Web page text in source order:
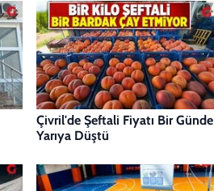
Çivril'de Şeftali Fiyatı Bir Günde
Yarıya Düştü